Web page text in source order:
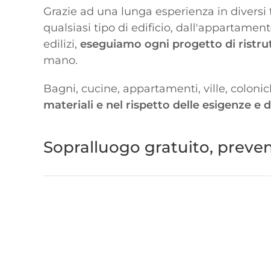
Grazie ad una lunga esperienza in
qualsiasi tipo di edificio,
edilizi, eseguiamo ogni progetto di
mano.
Bagni, cucine, appartamenti, ville,
materiali e nel rispetto delle esigenze e
Sopralluogo gratuito,